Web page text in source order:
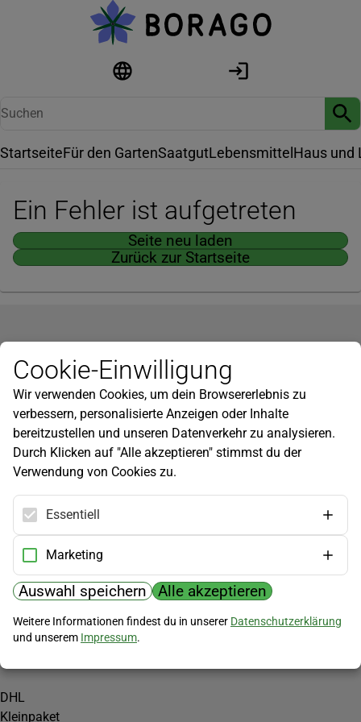
StartseiteFür den GartenSaatgutLebensmittel Haus und
Ein Fehler ist aufgetreten
Seite neu laden
Zurück zur Startseite
Newsletter
Infos zu neuen Produkten, Gartentipps und mehr findest du in
unserem Newsletter!
Jetzt anmelden
Hilfe
Kundenservice
Widerrufsbelehrung
Versandkosten
Zahlungsmöglichkeiten
PayPal
Vorkasse
Versand
DHL
Kleinpaket
Cookie-Einwilligung
Wir verwenden Cookies, um dein Browsererlebnis zu
verbessern, personalisierte Anzeigen oder Inhalte
bereitzustellen und unseren Datenverkehr zu analysieren.
Durch Klicken auf "Alle akzeptieren" stimmst du der
Verwendung von Cookies zu.
Essentiell
Marketing
Auswahl speichern Alle akzeptieren
Weitere Informationen findest du in unserer Datenschutzerklärung
und unserem Impressum.